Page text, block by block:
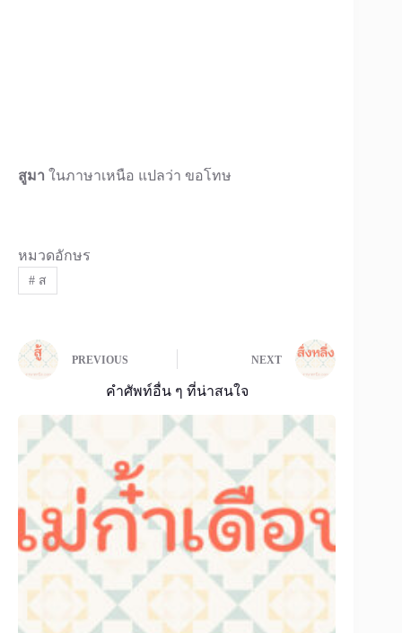
สูมา ในภาษาเหนือ แปลว่า ขอโทษ
หมวดอักษร
#ส
PREVIOUS NEXT
คำศัพท์อื่น ๆ ที่น่าสนใจ